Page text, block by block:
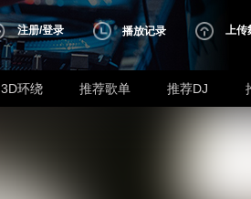
注册/登录 播放记录 上传
3D环绕 推荐歌单 推荐DJ